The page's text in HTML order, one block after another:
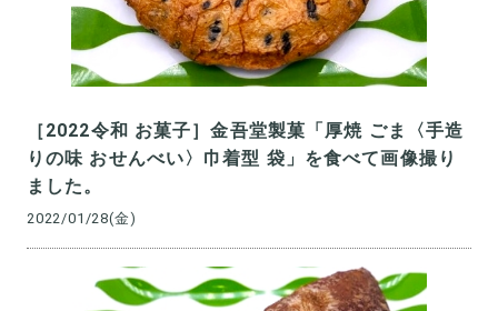
［2022令和 お菓子］金吾堂製菓「厚焼 ごま〈手造
りの味 おせんべい〉巾着型 袋」を食べて画像撮り
ました。
2022/01/28(金)